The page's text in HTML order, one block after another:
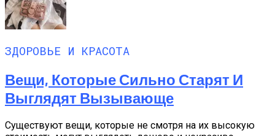
ЗДОРОВЬЕ И КРАСОТА
Вещи, Которые Сильно Старят И
Выглядят Вызывающе
Существуют вещи, которые не смотря на их высокую